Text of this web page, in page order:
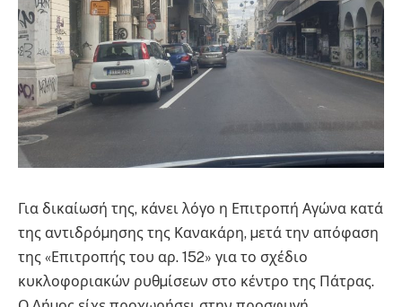
Για δικαίωσή της, κάνει λόγο η Επιτροπή Αγώνα κατά
της αντιδρόµησης της Κανακάρη, µετά την απόφαση
της «Επιτροπής του αρ. 152» για το σχέδιο
κυκλοφοριακών ρυθµίσεων στο κέντρο της Πάτρας.